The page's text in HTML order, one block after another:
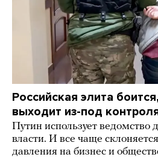
Российская элита
выходит из-под
Путин использует ведомство
власти. И все чаще
давления на бизнес и